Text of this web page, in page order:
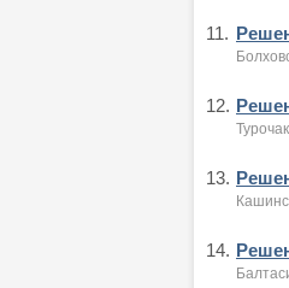
11.
12.
13.
14.